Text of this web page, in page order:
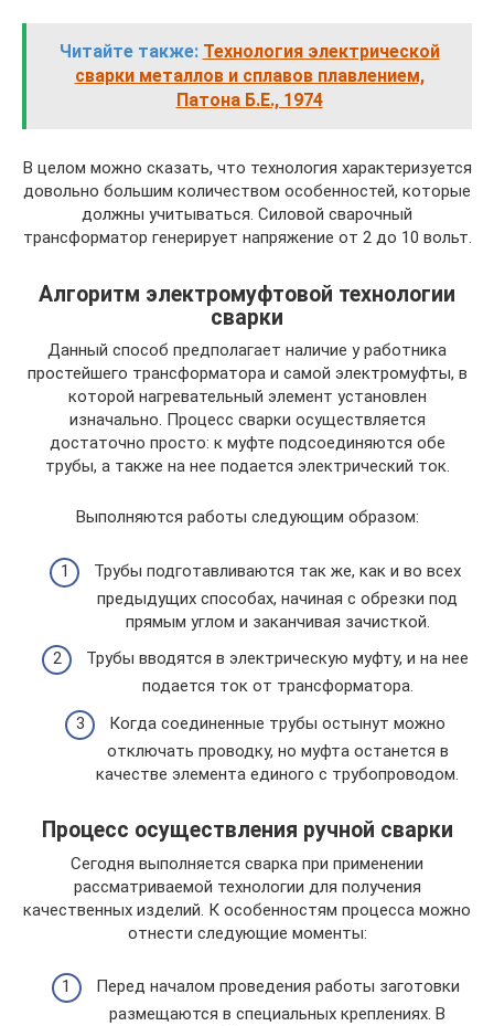
Читайте также: Технология электрической
сварки металлов и сплавов плавлением,
Патона Б.Е., 1974
В целом можно сказать, что технология характеризуется
довольно большим количеством особенностей, которые
должны учитываться. Силовой сварочный
трансформатор генерирует напряжение от 2 до 10 вольт.
Алгоритм электромуфтовой технологии
сварки
Данный способ предполагает наличие у работника
простейшего трансформатора и самой электромуфты, в
которой нагревательный элемент установлен
изначально. Процесс сварки осуществляется
достаточно просто: к муфте подсоединяются обе
трубы, а также на нее подается электрический ток.
Выполняются работы следующим образом:
Трубы подготавливаются так же, как и во всех
предыдущих способах, начиная с обрезки под
прямым углом и заканчивая зачисткой.
Трубы вводятся в электрическую муфту, и на нее
подается ток от трансформатора.
Когда соединенные трубы остынут можно
отключать проводку, но муфта останется в
качестве элемента единого с трубопроводом.
Процесс осуществления ручной сварки
Сегодня выполняется сварка при применении
рассматриваемой технологии для получения
качественных изделий. К особенностям процесса можно
отнести следующие моменты:
Перед началом проведения работы заготовки
размещаются в специальных креплениях. В